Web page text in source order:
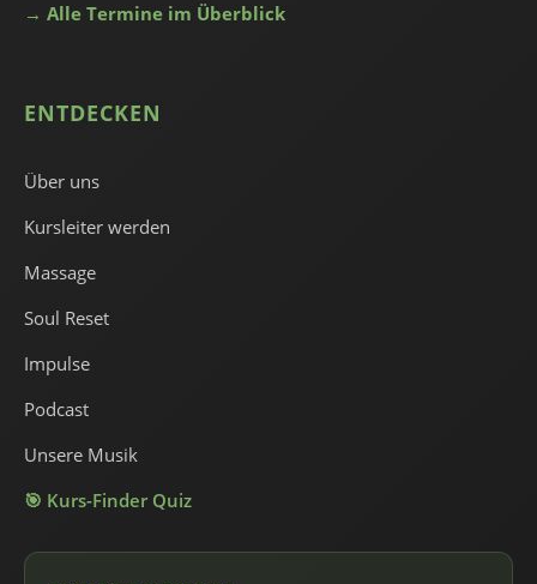
→ Alle Termine im Überblick
ENTDECKEN
Über uns
Kursleiter werden
Massage
Soul Reset
Impulse
Podcast
Unsere Musik
🎯 Kurs-Finder Quiz